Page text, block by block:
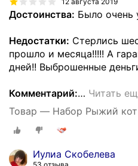
Достоинства: Было очень
Недостатки: Стерлись
прошло и месяца!!!!! А
дней!! Выброшенные
Комментарий:… Читать
Товар — Набор Рыжий
Иулиа Скобелева